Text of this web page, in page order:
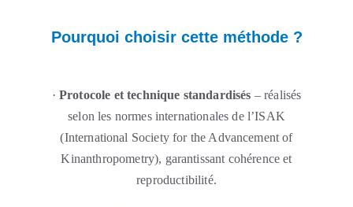
Pourquoi choisir cette méthode ?
· Protocole et technique standardisés – réalisés
selon les normes internationales de l’ISAK
(International Society for the Advancement of
Kinanthropometry), garantissant cohérence et
reproductibilité.